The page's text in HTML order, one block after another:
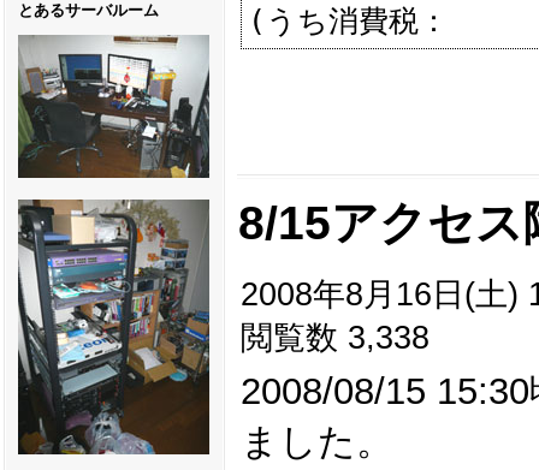
とあるサーバルーム
8/15アクセス
2008年8月16日(土)
閲覧数 3,338
2008/08/15
ました。